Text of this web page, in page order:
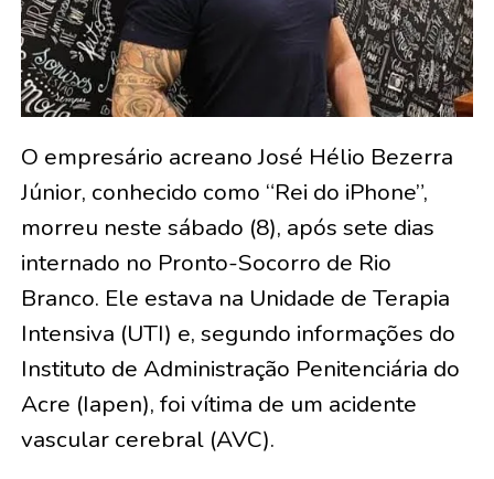
O empresário acreano José Hélio Bezerra
Júnior, conhecido como “Rei do iPhone”,
morreu neste sábado (8), após sete dias
internado no Pronto-Socorro de Rio
Branco. Ele estava na Unidade de Terapia
Intensiva (UTI) e, segundo informações do
Instituto de Administração Penitenciária do
Acre (Iapen), foi vítima de um acidente
vascular cerebral (AVC).